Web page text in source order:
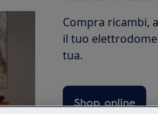
Compra ricambi,
il tuo
tua.
Shop online